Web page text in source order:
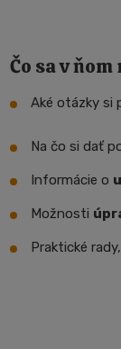
Čo sa v
Aké otázky si
Na čo si dať
Informácie o
Možnosti
Praktické